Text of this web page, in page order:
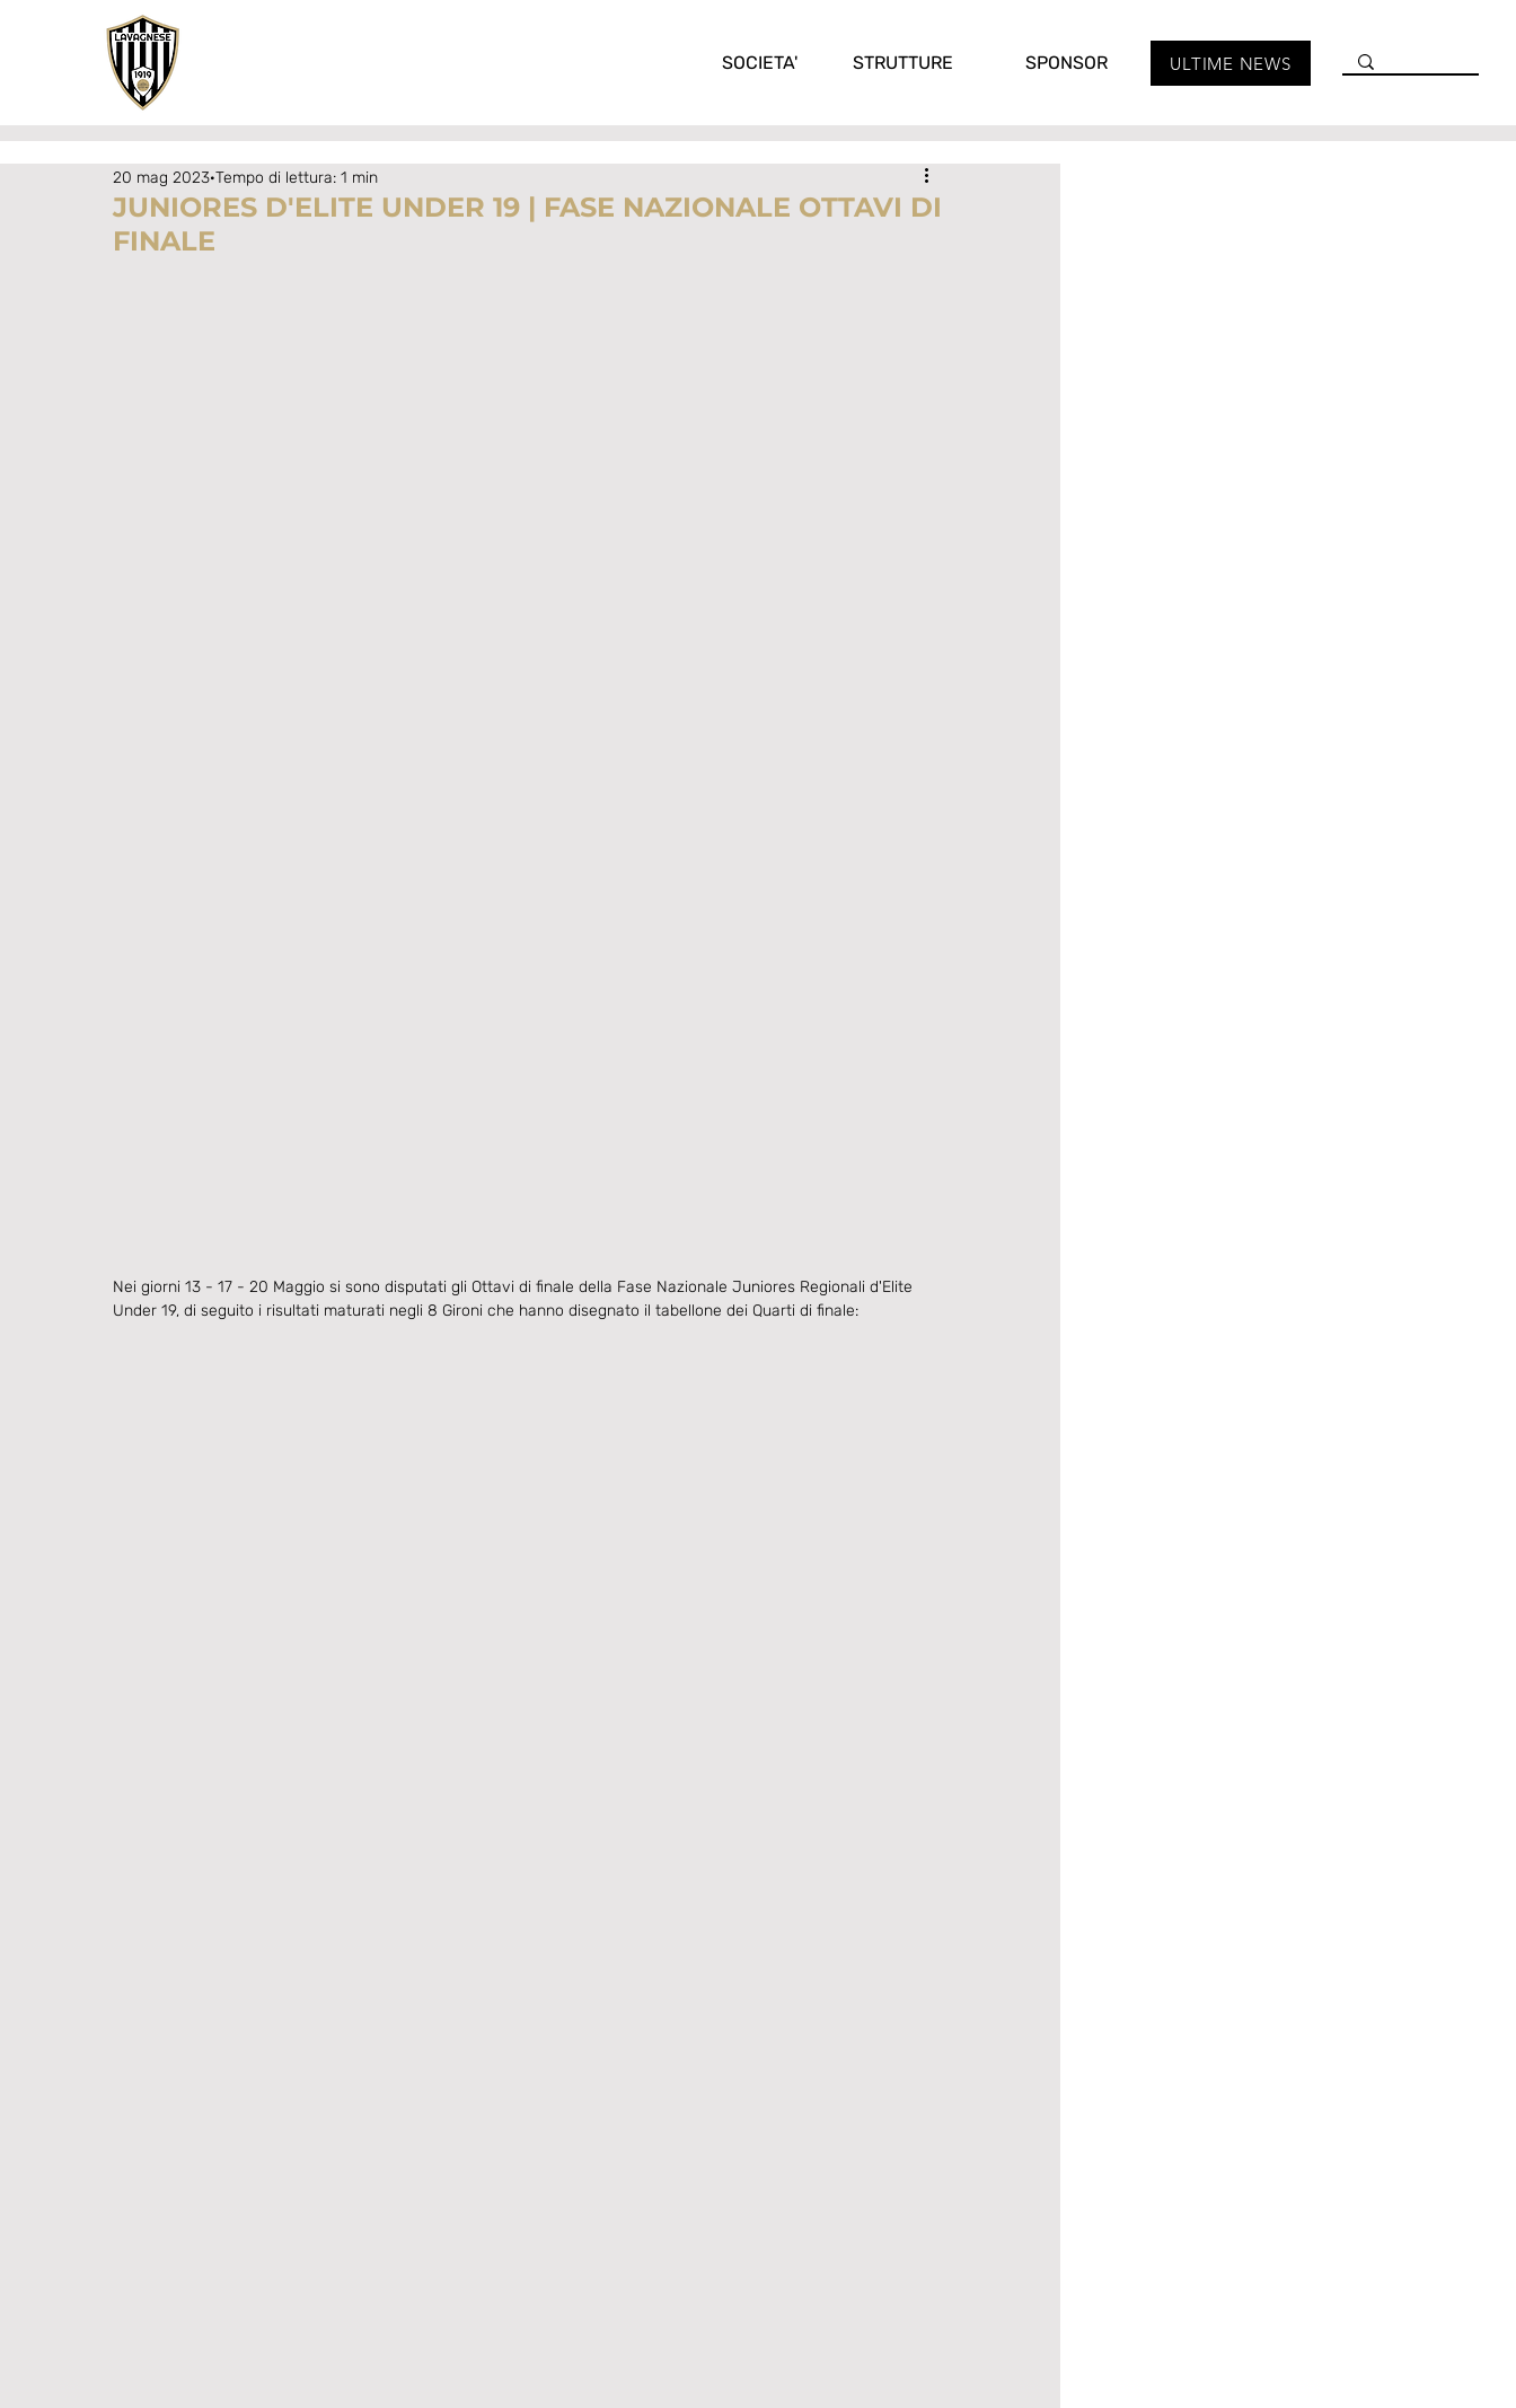
SOCIETA' STRUTTURE SPONSOR ULTIME NEWS
JUNIORES D'ELITE UNDER 19 | FASE NAZIONALE OTTAVI DI
FINALE
20 mag 2023 Tempo di lettura: 1 min
Nei giorni 13 - 17 - 20 Maggio si sono disputati gli Ottavi di finale della Fase Nazionale Juniores Regionali d'Elite
Under 19, di seguito i risultati maturati negli 8 Gironi che hanno disegnato il tabellone dei Quarti di finale: